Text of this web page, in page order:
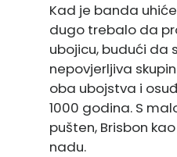
Kad je banda
dugo trebalo da
ubojicu, budući da
nepovjerljiva
oba ubojstva i
1000 godina. S
pušten, Brisbon
nadu.